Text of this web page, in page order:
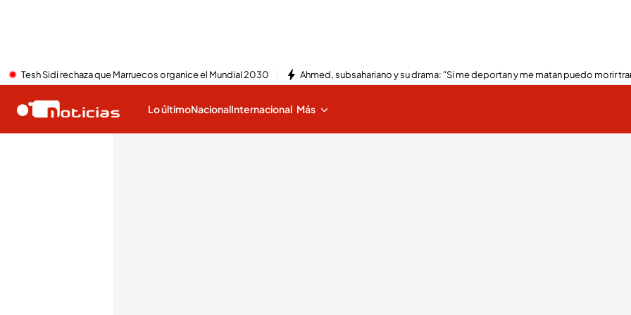
Tesh Sidi rechaza que Marruecos organice el Mundial 2030 Ahmed, subsahariano y su drama: "Si me deportan y me matan puedo morir
Lo últimoNacionalInternacional Más